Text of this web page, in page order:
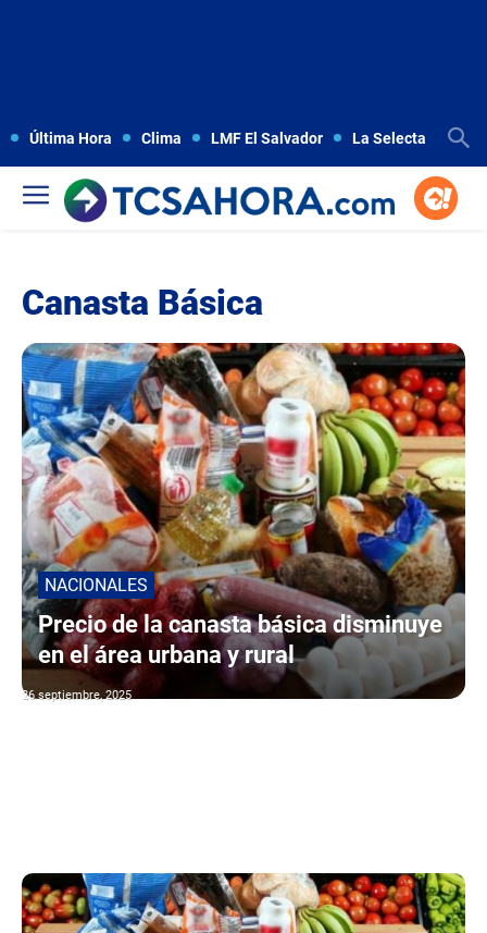
Última Hora Clima LMF El Salvador La Selecta
Canasta Básica
NACIONALES
Precio de la canasta básica disminuye
en el área urbana y rural
26 septiembre, 2025